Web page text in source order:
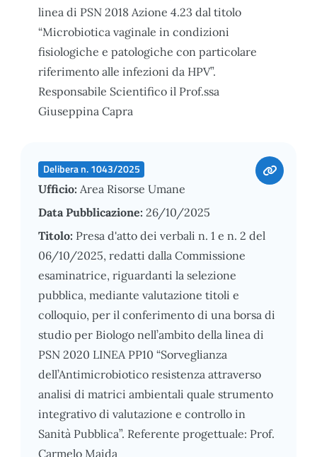
linea di PSN 2018 Azione 4.23 dal titolo
“Microbiotica vaginale in condizioni
fisiologiche e patologiche con particolare
riferimento alle infezioni da HPV”.
Responsabile Scientifico il Prof.ssa
Giuseppina Capra
Delibera n. 1043/2025
Ufficio: Area Risorse Umane
Data Pubblicazione: 26/10/2025
Titolo: Presa d'atto dei verbali n. 1 e n. 2 del
06/10/2025, redatti dalla Commissione
esaminatrice, riguardanti la selezione
pubblica, mediante valutazione titoli e
colloquio, per il conferimento di una borsa di
studio per Biologo nell’ambito della linea di
PSN 2020 LINEA PP10 “Sorveglianza
dell’Antimicrobiotico resistenza attraverso
analisi di matrici ambientali quale strumento
integrativo di valutazione e controllo in
Sanità Pubblica”. Referente progettuale: Prof.
Carmelo Maida